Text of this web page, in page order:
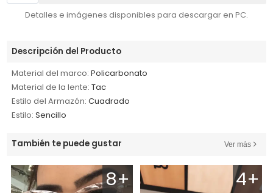
Detalles e imágenes disponibles para descargar en PC.
Descripción del Producto
Material del marco: Policarbonato
Material de la lente: Tac
Estilo del Armazón: Cuadrado
Estilo: Sencillo
También te puede gustar Ver más
8+ 4+